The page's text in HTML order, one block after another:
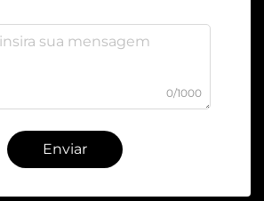
0/1000
Enviar